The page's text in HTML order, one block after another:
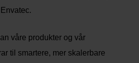
våre produkter og vår
til smartere, mer skalerbare